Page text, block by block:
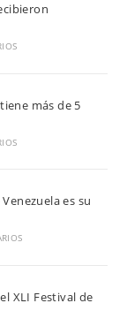
más de 5
es su
XLI Festival de